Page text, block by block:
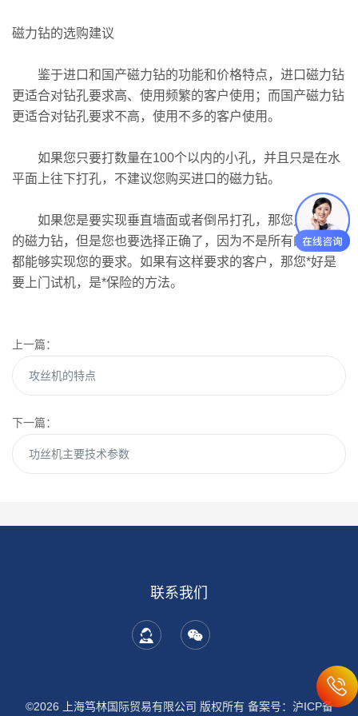
磁力钻的选购建议
鉴于进口和国产磁力钻的功能和价格特点，进口磁力钻
更适合对钻孔要求高、使用频繁的客户使用；而国产磁力钻
更适合对钻孔要求不高，使用不多的客户使用。
如果您只要打数量在100个以内的小孔，并且只是在水
平面上往下打孔，不建议您购买进口的磁力钻。
如果您是要实现垂直墙面或者倒吊打孔，那您只能选择
的磁力钻，但是您也要选择正确了，因为不是所有的磁力钻
都能够实现您的要求。如果有这样要求的客户，那您*好是
要上门试机，是*保险的方法。
上一篇：
攻丝机的特点
下一篇：
功丝机主要技术参数
联系我们
©2026 上海笃林国际贸易有限公司 版权所有 备案号：沪ICP备